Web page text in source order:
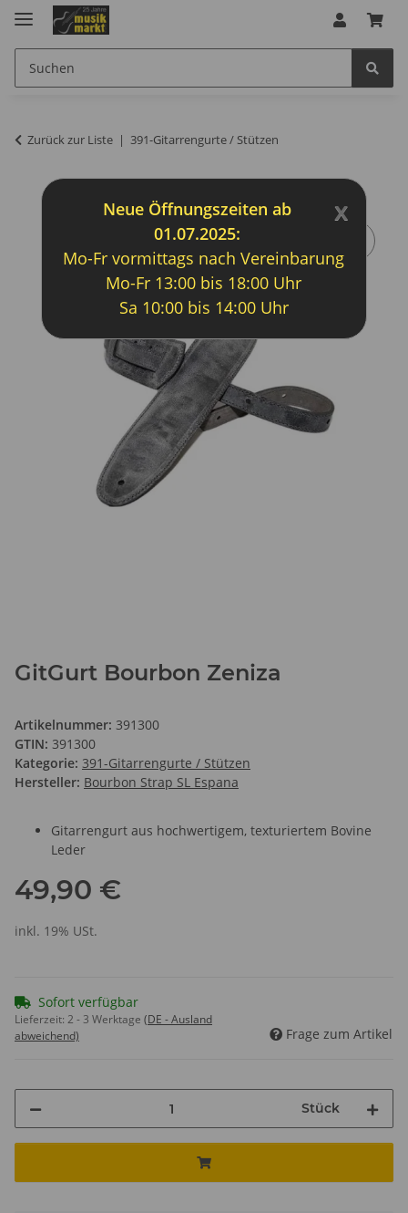
Zurück zur Liste 391-Gitarrengurte / Stützen
GitGurt Bourbon Zeniza
Artikelnummer: 391300
GTIN: 391300
Kategorie: 391-Gitarrengurte / Stützen
Hersteller: Bourbon Strap SL Espana
Gitarrengurt aus hochwertigem, texturiertem Bovine
Leder
49,90 €
inkl. 19% USt.
Sofort verfügbar
Lieferzeit: 2 - 3 Werktage (DE - Ausland
abweichend)
Frage zum Artikel
Stück
x
Neue Öffnungszeiten ab
01.07.2025:
Mo-Fr vormittags nach Vereinbarung
Mo-Fr 13:00 bis 18:00 Uhr
Sa 10:00 bis 14:00 Uhr